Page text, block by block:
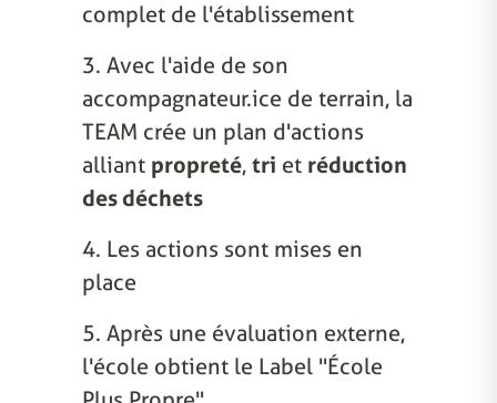
complet de l'établissement
3. Avec l'aide de son
accompagnateur.ice de terrain, la
TEAM crée un plan d'actions
alliant propreté, tri et réduction
des déchets
4. Les actions sont mises en
place
5. Après une évaluation externe,
l'école obtient le Label "École